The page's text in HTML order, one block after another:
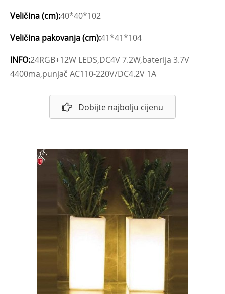
Veličina (cm):40*40*102
Veličina pakovanja (cm):41*41*104
INFO:24RGB+12W LEDS,DC4V 7.2W,baterija 3.7V
4400ma,punjač AC110-220V/DC4.2V 1A
Dobijte najbolju cijenu